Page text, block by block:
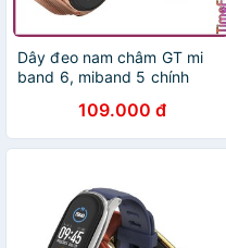
Dây đeo nam châm GT mi
band 6, miband 5 chính
thế mi band 5, miband 6
milanese loop GT
109.000 đ